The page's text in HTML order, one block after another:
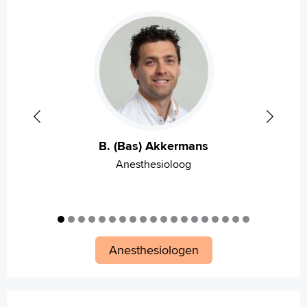
B. (Bas) Akkermans
Anesthesioloog
Anesthesiologen